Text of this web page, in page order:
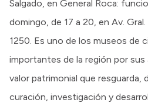
Salgado, en General Roca:
domingo, de 17 a 20, en Av.
1250. Es uno de los museos de
importantes de la región por
valor patrimonial que resguarda,
curación, investigación y